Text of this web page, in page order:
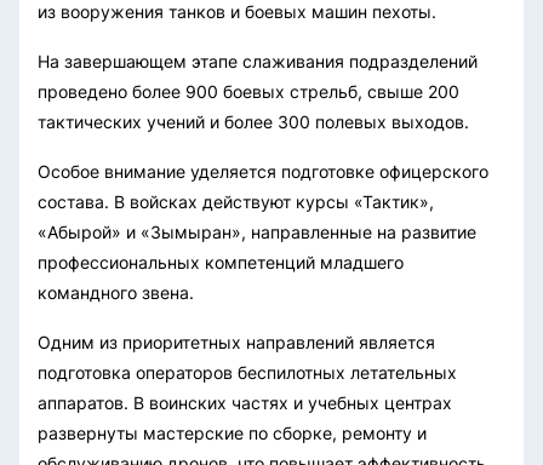
из вооружения танков и боевых машин пехоты.
На завершающем этапе слаживания подразделений
проведено более 900 боевых стрельб, свыше 200
тактических учений и более 300 полевых выходов.
Особое внимание уделяется подготовке офицерского
состава. В войсках действуют курсы «Тактик»,
«Абырой» и «Зымыран», направленные на развитие
профессиональных компетенций младшего
командного звена.
Одним из приоритетных направлений является
подготовка операторов беспилотных летательных
аппаратов. В воинских частях и учебных центрах
развернуты мастерские по сборке, ремонту и